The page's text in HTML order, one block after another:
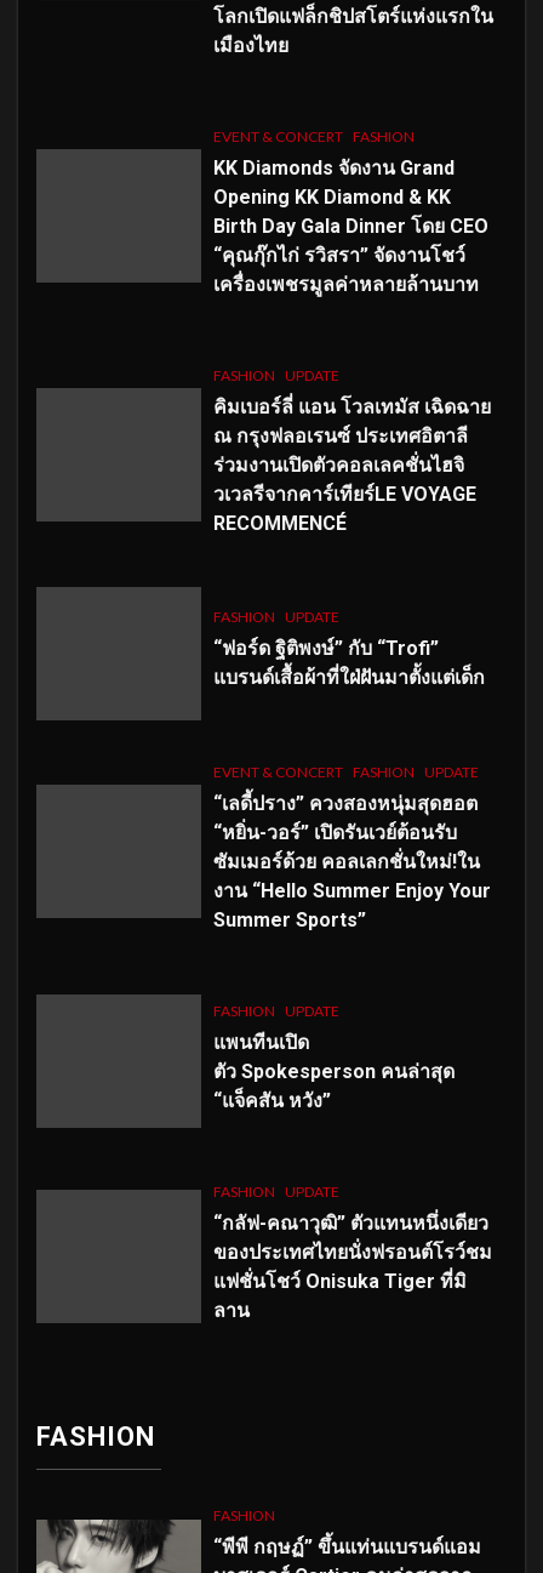
โลกเปิดแฟล็กชิปสโตร์แห่งแรกใน
เมืองไทย
EVENT & CONCERT FASHION
KK Diamonds จัดงาน Grand
Opening KK Diamond & KK
Birth Day Gala Dinner โดย CEO
“คุณกุ๊กไก่ รวิสรา” จัดงานโชว์
เครื่องเพชรมูลค่าหลายล้านบาท
FASHION UPDATE
คิมเบอร์ลี่ แอน โวลเทมัส เฉิดฉาย
ณ กรุงฟลอเรนซ์ ประเทศอิตาลี
ร่วมงานเปิดตัวคอลเลคชั่นไฮจิ
วเวลรีจากคาร์เทียร์LE VOYAGE
RECOMMENCÉ
FASHION UPDATE
“ฟอร์ด ฐิติพงษ์” กับ “Trofi”
แบรนด์เสื้อผ้าที่ใฝ่ฝันมาตั้งแต่เด็ก
EVENT & CONCERT FASHION UPDATE
“เลดี้ปราง” ควงสองหนุ่มสุดฮอต
“หยิ่น-วอร์” เปิดรันเวย์ต้อนรับ
ซัมเมอร์ด้วย คอลเลกชั่นใหม่!ใน
งาน “Hello Summer Enjoy Your
Summer Sports”
FASHION UPDATE
แพนทีนเปิด
ตัว Spokesperson คนล่าสุด
“แจ็คสัน หวัง”
FASHION UPDATE
“กลัฟ-คณาวุฒิ” ตัวแทนหนึ่งเดียว
ของประเทศไทยนั่งฟรอนต์โรว์ชม
แฟชั่นโชว์ Onisuka Tiger ที่มิ
ลาน
FASHION
FASHION
“พีพี กฤษฏ์” ขึ้นแท่นแบรนด์แอม